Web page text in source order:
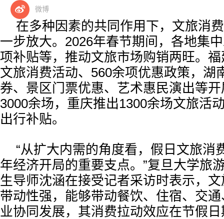
微博
在多种因素的共同作用下，文旅消
一步放大。2026年春节期间，各地集
项补贴等，推动文旅市场购销两旺。
文旅消费活动、560余项优惠政策，湖
券、景区门票优惠、艺术惠民演出等
3000余场，重庆推出1300余场文旅活
出行补贴。
“从扩大内需的角度看，假日文旅消
年经济开局的重要支点。”复旦大学旅
生导师沈涵在接受记者采访时表示，
带动性强，能够带动餐饮、住宿、交
业协同发展，其消费拉动效应在节假